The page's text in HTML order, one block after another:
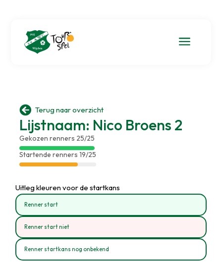
a
 Terug naar overzicht
Lijstnaam: Nico Broens 2
Gekozen renners 25/25
Startende renners 19/25
Uitleg kleuren voor de startkans
Renner start
Renner start niet
Renner startkans nog onbekend